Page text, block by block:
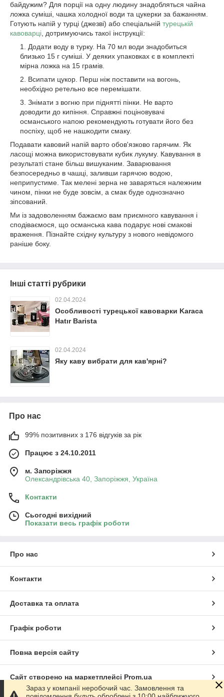
байдужим? Для порції на одну людину знадобляться чайна
ложка суміші, чашка холодної води та цукерки за бажанням.
Готують напій у турці (джезві) або спеціальній турецькій
кавоварці , дотримуючись такої інструкції:
Додати воду в турку. На 70 мл води знадобиться
близько 15 г суміші. У деяких упаковках є в комплекті
мірна ложка на 15 грамів.
Всипати цукор. Перш ніж поставити на вогонь,
необхідно ретельно все перемішати.
Знімати з вогню при піднятті пінки. Не варто
доводити до кипіння. Справжні поціновувачі
османського напою рекомендують готувати його без
поспіху, щоб не нашкодити смаку.
Подавати кавовий напій варто обов'язково гарячим. Як
ласощі можна використовувати кубик лукуму. Кавування в
результаті стане більш вишуканим. Заварювання
безпосередньо в чашці, заливши гарячою водою,
неприпустиме. Так мелені зерна не заваряться належним
чином, пінки не буде зовсім, а смак буде однозначно
зіпсований.
Ми із задоволенням бажаємо вам приємного кавування і
сподіваємося, що османська кава подарує нові смакові
враження. Пізнайте східну культуру з нового невідомого
раніше боку.
Інші статті рубрики
02.04.2024
Особливості турецької кавоварки Karaca
Hatır Barista
02.04.2024
Яку каву вибрати для кав'ярні?
Про нас
99% позитивних з 176 відгуків за рік
Працює з 24.10.2011
м. Запоріжжя
Олександрівська 40, Запоріжжя, Україна
Контакти
Сьогодні вихідний
Показати весь графік роботи
Про нас
Контакти
Доставка та оплата
Графік роботи
Повна версія сайту
Сайт створено на маркетплейсі Prom.ua
Зараз у компанії неробочий час. Замовлення та